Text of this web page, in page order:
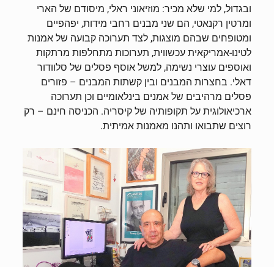
ובגדול, למי שלא מכיר: מוזיאוני ראלי, מיסודם של הארי
ומרטין רקנאטי, הם שני מבנים רחבי מידות, יפהפיים
ומטופחים שבהם מוצגות, לצד תערוכה קבועה של אמנות
לטינו-אמריקאית עכשווית, תערוכות מתחלפות מרתקות
ואוספים עוצרי נשימה, למשל אוסף פסלים של סלוודור
דאלי. בחצרות המבנים ובין קשתות המבנים – פזורים
פסלים מרהיבים של אמנים בינלאומיים וכן תערוכה
ארכיאולוגית על תקופותיה של קיסריה. הכניסה חינם – רק
רוצים שתבואו ותהנו מאמנות אמיתית.